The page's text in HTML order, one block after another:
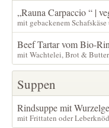
„Rauna Carpaccio “ |
mit gebackenem
Beef Tartar vom Bio-
mit Wachtelei, Brot & Butter
Suppen
Rindsuppe mit
mit Frittaten oder